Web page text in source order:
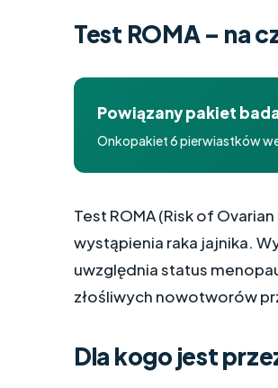
Test ROMA – na
Powiązany pakiet
Onkopakiet 6 pierwiastków
Test ROMA (Risk of
wystąpienia raka jajnika.
uwzględnia status
złośliwych nowotworów
Dla kogo jest